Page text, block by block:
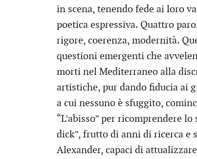
in scena, tenendo fede ai loro
poetica espressiva. Quattro
rigore, coerenza, modernità.
questioni emergenti che
morti nel Mediterraneo alla
artistiche, pur dando fiducia ai
a cui nessuno è sfuggito,
“L’abisso” per ricomprendere
dick”, frutto di anni di ricerca e
Alexander, capaci di